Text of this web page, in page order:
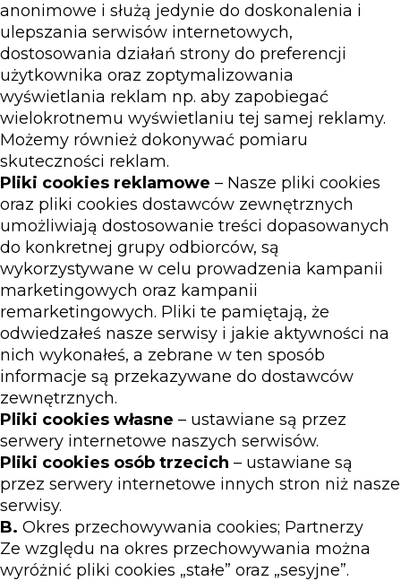
anonimowe i służą jedynie do doskonalenia i
ulepszania serwisów internetowych,
dostosowania działań strony do preferencji
użytkownika oraz zoptymalizowania
wyświetlania reklam np. aby zapobiegać
wielokrotnemu wyświetlaniu tej samej reklamy.
Możemy również dokonywać pomiaru
skuteczności reklam.
Pliki cookies reklamowe – Nasze pliki cookies
oraz pliki cookies dostawców zewnętrznych
umożliwiają dostosowanie treści dopasowanych
do konkretnej grupy odbiorców, są
wykorzystywane w celu prowadzenia kampanii
marketingowych oraz kampanii
remarketingowych. Pliki te pamiętają, że
odwiedzałeś nasze serwisy i jakie aktywności na
nich wykonałeś, a zebrane w ten sposób
informacje są przekazywane do dostawców
zewnętrznych.
Pliki cookies własne – ustawiane są przez
serwery internetowe naszych serwisów.
Pliki cookies osób trzecich – ustawiane są
przez serwery internetowe innych stron niż nasze
serwisy.
B. Okres przechowywania cookies; Partnerzy
Ze względu na okres przechowywania można
wyróżnić pliki cookies „stałe” oraz „sesyjne”.